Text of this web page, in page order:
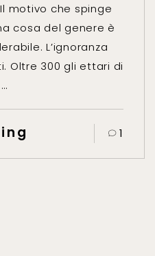
motivo che spinge
cosa del genere è
L’ignoranza
Oltre 300 gli ettari di
1